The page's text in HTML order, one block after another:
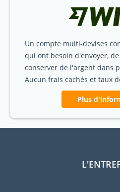
Un compte multi-devises
qui ont besoin d'envoyer,
conserver de l'argent dans
Aucun frais cachés et taux
Plus